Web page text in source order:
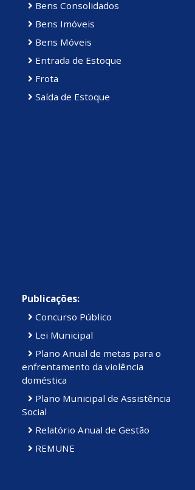
Bens Consolidados
Bens Imóveis
Bens Móveis
Entrada de Estoque
Frota
Saída de Estoque
Publicações:
Concurso Público
Lei Municipal
Plano Anual de metas para o
enfrentamento da violência
doméstica
Plano Municipal de Assistência
Social
Relatório Anual de Gestão
REMUNE